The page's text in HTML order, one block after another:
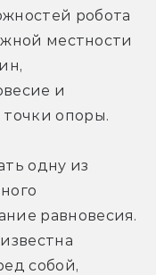
робота
местности
и
опоры.
одну из
равновесия.
собой,